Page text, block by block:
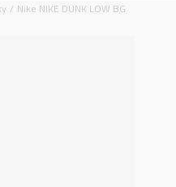
Nike NIKE DUNK LOW BG